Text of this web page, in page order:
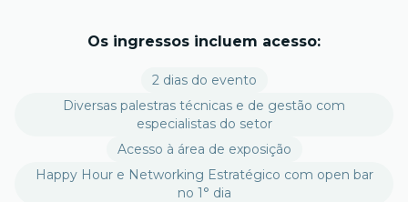
Os ingressos incluem acesso:
2 dias do evento
Diversas palestras técnicas e de gestão com
especialistas do setor
Acesso à área de exposição
Happy Hour e Networking Estratégico com open bar
no 1° dia